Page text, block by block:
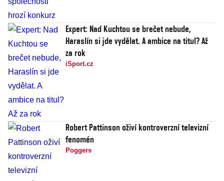
Expert: Nad Kuchtou se brečet nebude,
Haraslín si jde vydělat. A ambice na titul? Až
za rok
iSport.cz
Robert Pattinson oživí kontroverzní televizní
fenomén
Poggers